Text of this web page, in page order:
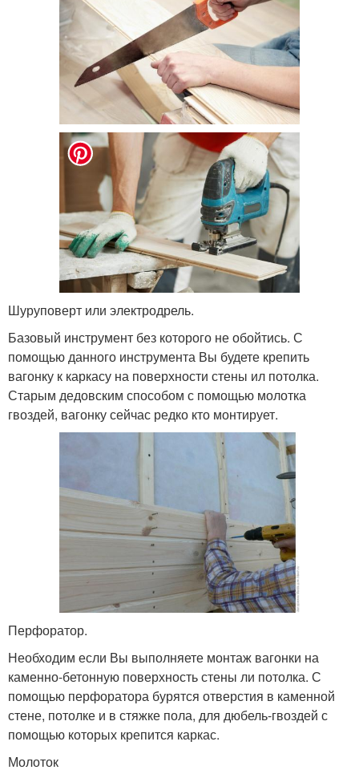
Шуруповерт или электродрель.
Базовый инструмент без которого не обойтись. С
помощью данного инструмента Вы будете крепить
вагонку к каркасу на поверхности стены ил потолка.
Старым дедовским способом с помощью молотка
гвоздей, вагонку сейчас редко кто монтирует.
Перфоратор.
Необходим если Вы выполняете монтаж вагонки на
каменно-бетонную поверхность стены ли потолка. С
помощью перфоратора бурятся отверстия в каменной
стене, потолке и в стяжке пола, для дюбель-гвоздей с
помощью которых крепится каркас.
Молоток